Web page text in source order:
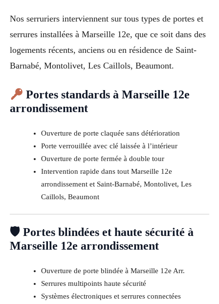
Nos serruriers interviennent sur tous types de portes et
serrures installées à Marseille 12e, que ce soit dans des
logements récents, anciens ou en résidence de Saint-
Barnabé, Montolivet, Les Caillols, Beaumont.
Portes standards à Marseille 12e
arrondissement
Ouverture de porte claquée sans détérioration
Porte verrouillée avec clé laissée à l’intérieur
Ouverture de porte fermée à double tour
Intervention rapide dans tout Marseille 12e
arrondissement et Saint-Barnabé, Montolivet, Les
Caillols, Beaumont
🛡 Portes blindées et haute sécurité à
Marseille 12e arrondissement
Ouverture de porte blindée à Marseille 12e Arr.
Serrures multipoints haute sécurité
Systèmes électroniques et serrures connectées